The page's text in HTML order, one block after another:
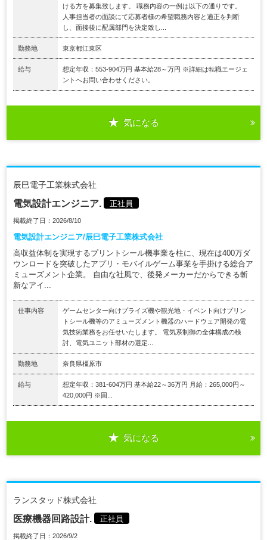
ける方を募集致します。 職務内容の一例は以下の通りです。
人事担当者の面談にて応募者様の希望職務内容と適正を判断
し、面接後に配属部門を決定致し...
勤務地 東京都江東区
給与
想定年収：553-904万円 基本給28～万円 ※詳細は転職エージェ
ントへお問い合わせください。
気になる
辰巳電子工業株式会社
電気設計エンジニア. 正社員
掲載終了日：2026/8/10
電気設計エンジニア/辰巳電子工業株式会社
高収益体制を実現するプリントシール機事業を柱に、現在は400万ダ
ウンロードを突破したアプリ・モバイルゲーム事業を手掛ける総合ア
ミューズメント企業。 自由な社風で、後発メーカーだからできる斬
新なアイ...
仕事内容
ゲームセンター向けプライズ機や観光地・イベント向けプリン
トシール機等のアミューズメント機器のハードウェア開発の電
気技術業務をお任せいたします。 電気系制御の全体構成の検
討、電気ユニット部材の選定...
勤務地 奈良県橿原市
給与
想定年収：381-604万円 基本給22～36万円 月給：265,000円～
420,000円 ※固...
気になる
ランスタッド株式会社
医療機器回路設計. 正社員
掲載終了日：2026/9/2